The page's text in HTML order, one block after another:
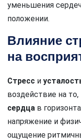
уменьшения
положении.
Влияние
на
Стресс и
воздействие на
сердца в
напряжение и
ощущение